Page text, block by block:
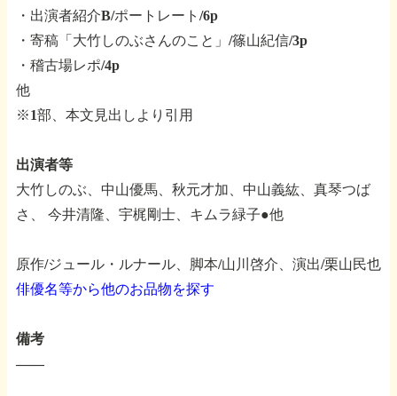
・出演者紹介B/ポートレート/6p
・寄稿「大竹しのぶさんのこと」/篠山紀信/3p
・稽古場レポ/4p
他
※1部、本文見出しより引用
出演者等
大竹しのぶ、中山優馬、秋元才加、中山義紘、真琴つば
さ、
今井清隆、宇梶剛士、キムラ緑子●他
原作/ジュール・ルナール、脚本/山川啓介、演出/栗山民也
俳優名等から他のお品物を探す
備考
――